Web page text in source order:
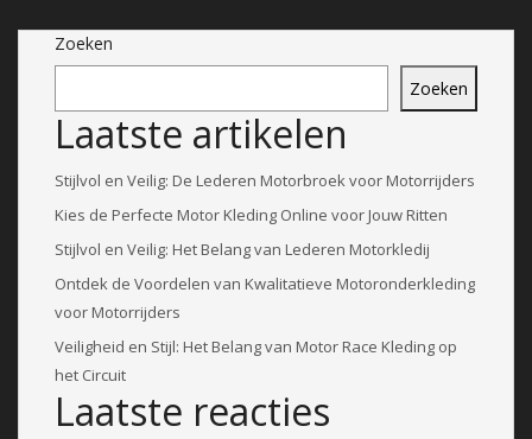
Zoeken
Zoeken
Laatste artikelen
Stijlvol en Veilig: De Lederen Motorbroek voor Motorrijders
Kies de Perfecte Motor Kleding Online voor Jouw Ritten
Stijlvol en Veilig: Het Belang van Lederen Motorkledij
Ontdek de Voordelen van Kwalitatieve Motoronderkleding
voor Motorrijders
Veiligheid en Stijl: Het Belang van Motor Race Kleding op
het Circuit
Laatste reacties